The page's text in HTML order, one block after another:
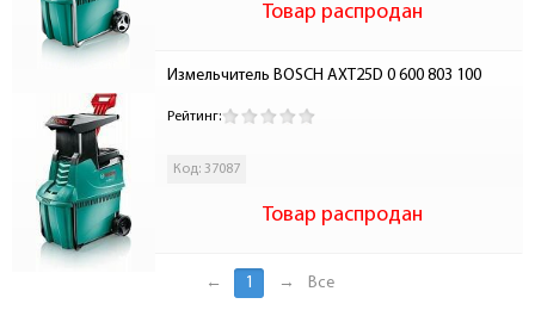
Товар распродан
Измельчитель BOSCH АХТ25D 0 600 803 100
Рейтинг:
Код: 37087
Товар распродан
← 1 → Все